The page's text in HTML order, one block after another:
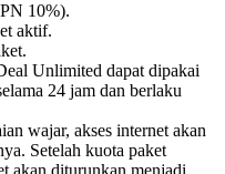
10%).
aktif.
Unlimited dapat dipakai
24 jam dan berlaku
wajar, akses internet akan
Setelah kuota paket